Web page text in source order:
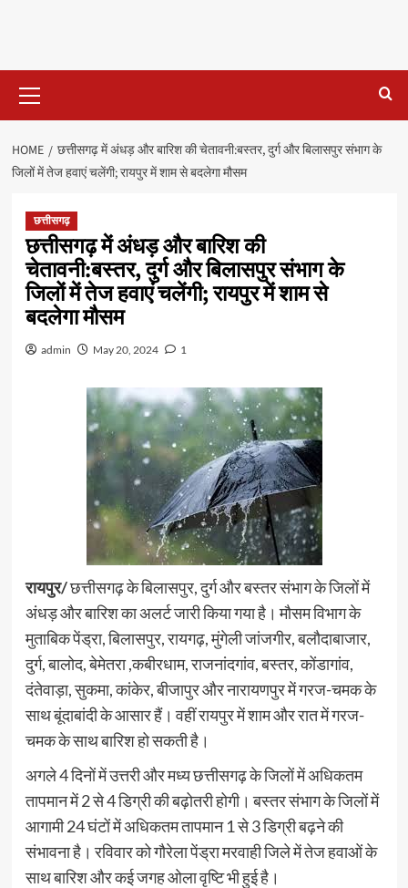
Menu
HOME
छत्तीसगढ़ में अंधड़ और बारिश की चेतावनी:बस्तर, दुर्ग और बिलासपुर संभाग के
जिलों में तेज हवाएं चलेंगी; रायपुर में शाम से बदलेगा मौसम
छत्तीसगढ़
छत्तीसगढ़ में अंधड़ और बारिश की
चेतावनी:बस्तर, दुर्ग और बिलासपुर संभाग के
जिलों में तेज हवाएं चलेंगी; रायपुर में शाम से
बदलेगा मौसम
admin May 20, 2024 1
रायपुर/छत्तीसगढ़ के बिलासपुर, दुर्ग और बस्तर संभाग के जिलों में
अंधड़ और बारिश का अलर्ट जारी किया गया है। मौसम विभाग के
मुताबिक पेंड्रा, बिलासपुर, रायगढ़, मुंगेली जांजगीर, बलौदाबाजार,
दुर्ग, बालोद, बेमेतरा ,कबीरधाम, राजनांदगांव, बस्तर, कोंडागांव,
दंतेवाड़ा, सुकमा, कांकेर, बीजापुर और नारायणपुर में गरज-चमक के
साथ बूंदाबांदी के आसार हैं। वहीं रायपुर में शाम और रात में गरज-
चमक के साथ बारिश हो सकती है।
अगले 4 दिनों में उत्तरी और मध्य छत्तीसगढ़ के जिलों में अधिकतम
तापमान में 2 से 4 डिग्री की बढ़ोतरी होगी। बस्तर संभाग के जिलों में
आगामी 24 घंटों में अधिकतम तापमान 1 से 3 डिग्री बढ़ने की
संभावना है। रविवार को गौरेला पेंड्रा मरवाही जिले में तेज हवाओं के
साथ बारिश और कई जगह ओला वृष्टि भी हुई है।